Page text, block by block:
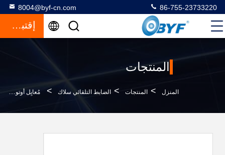
8004@byf-cn.com 86-755-23733220
إقتباس
المنتجات
المنزل > المنتجات > الضابط التلقائي سلاك > مُعايِل أوتوماتيكي عالي للسلطة 72725 OEM 1592875 صب 4104 للشاحنة الثقيلة